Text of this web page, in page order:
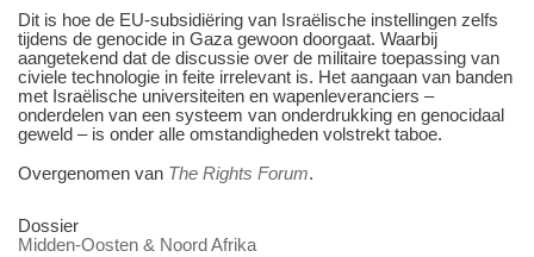
Dit is hoe de EU-subsidiëring van Israëlische instellingen zelfs
tijdens de genocide in Gaza gewoon doorgaat. Waarbij
aangetekend dat de discussie over de militaire toepassing van
civiele technologie in feite irrelevant is. Het aangaan van banden
met Israëlische universiteiten en wapenleveranciers –
onderdelen van een systeem van onderdrukking en genocidaal
geweld – is onder alle omstandigheden volstrekt taboe.
Overgenomen van The Rights Forum.
Dossier
Midden-Oosten & Noord Afrika